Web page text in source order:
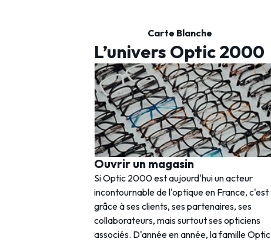
Carte Blanche
L’univers Optic 2000
Ouvrir un magasin
Si Optic 2000 est aujourd'hui un acteur
incontournable de l'optique en France, c'est
grâce à ses clients, ses partenaires, ses
collaborateurs, mais surtout ses opticiens
associés. D'année en année, la famille Optic